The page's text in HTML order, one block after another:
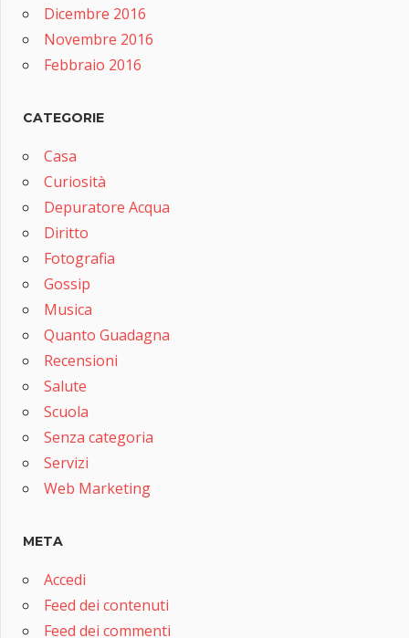
Dicembre 2016
Novembre 2016
Febbraio 2016
CATEGORIE
Casa
Curiosità
Depuratore Acqua
Diritto
Fotografia
Gossip
Musica
Quanto Guadagna
Recensioni
Salute
Scuola
Senza categoria
Servizi
Web Marketing
META
Accedi
Feed dei contenuti
Feed dei commenti